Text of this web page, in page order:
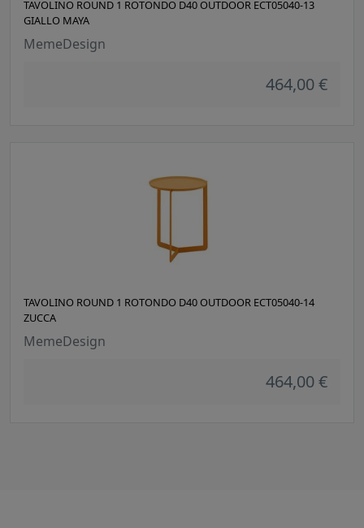
TAVOLINO ROUND 1 ROTONDO D40 OUTDOOR ECT05040-13
GIALLO MAYA
MemeDesign
464,00 €
TAVOLINO ROUND 1 ROTONDO D40 OUTDOOR ECT05040-14
ZUCCA
MemeDesign
464,00 €